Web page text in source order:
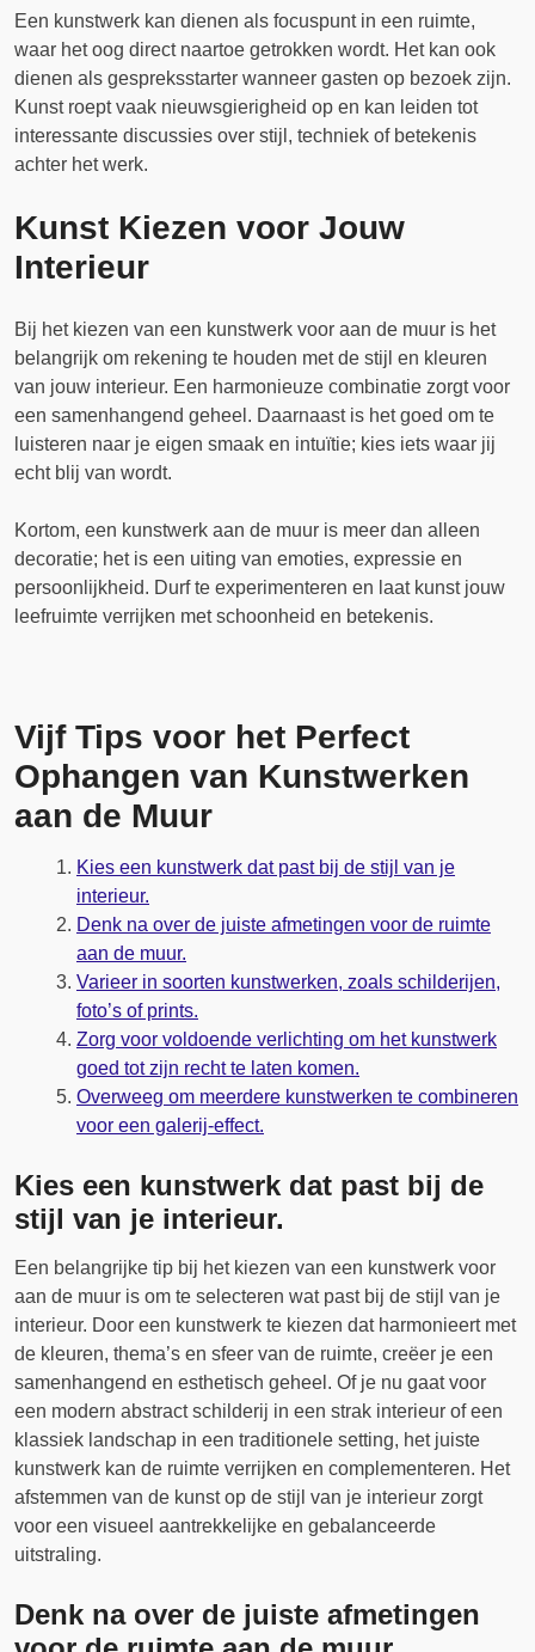
Een kunstwerk kan dienen als focuspunt in een ruimte,
waar het oog direct naartoe getrokken wordt. Het kan ook
dienen als gespreksstarter wanneer gasten op bezoek zijn.
Kunst roept vaak nieuwsgierigheid op en kan leiden tot
interessante discussies over stijl, techniek of betekenis
achter het werk.
Kunst Kiezen voor Jouw
Interieur
Bij het kiezen van een kunstwerk voor aan de muur is het
belangrijk om rekening te houden met de stijl en kleuren
van jouw interieur. Een harmonieuze combinatie zorgt voor
een samenhangend geheel. Daarnaast is het goed om te
luisteren naar je eigen smaak en intuïtie; kies iets waar jij
echt blij van wordt.
Kortom, een kunstwerk aan de muur is meer dan alleen
decoratie; het is een uiting van emoties, expressie en
persoonlijkheid. Durf te experimenteren en laat kunst jouw
leefruimte verrijken met schoonheid en betekenis.
Vijf Tips voor het Perfect
Ophangen van Kunstwerken
aan de Muur
Kies een kunstwerk dat past bij de stijl van je
interieur.
Denk na over de juiste afmetingen voor de ruimte
aan de muur.
Varieer in soorten kunstwerken, zoals schilderijen,
foto’s of prints.
Zorg voor voldoende verlichting om het kunstwerk
goed tot zijn recht te laten komen.
Overweeg om meerdere kunstwerken te combineren
voor een galerij-effect.
Kies een kunstwerk dat past bij de
stijl van je interieur.
Een belangrijke tip bij het kiezen van een kunstwerk voor
aan de muur is om te selecteren wat past bij de stijl van je
interieur. Door een kunstwerk te kiezen dat harmonieert met
de kleuren, thema’s en sfeer van de ruimte, creëer je een
samenhangend en esthetisch geheel. Of je nu gaat voor
een modern abstract schilderij in een strak interieur of een
klassiek landschap in een traditionele setting, het juiste
kunstwerk kan de ruimte verrijken en complementeren. Het
afstemmen van de kunst op de stijl van je interieur zorgt
voor een visueel aantrekkelijke en gebalanceerde
uitstraling.
Denk na over de juiste afmetingen